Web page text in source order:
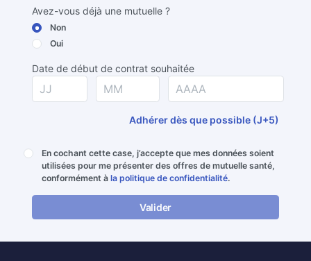
Avez-vous déjà une mutuelle ?
Non
Oui
Date de début de contrat souhaitée
Adhérer dès que possible (J+5)
En cochant cette case, j’accepte que mes données soient
utilisées pour me présenter des offres de mutuelle santé,
conformément à la politique de confidentialité.
Valider